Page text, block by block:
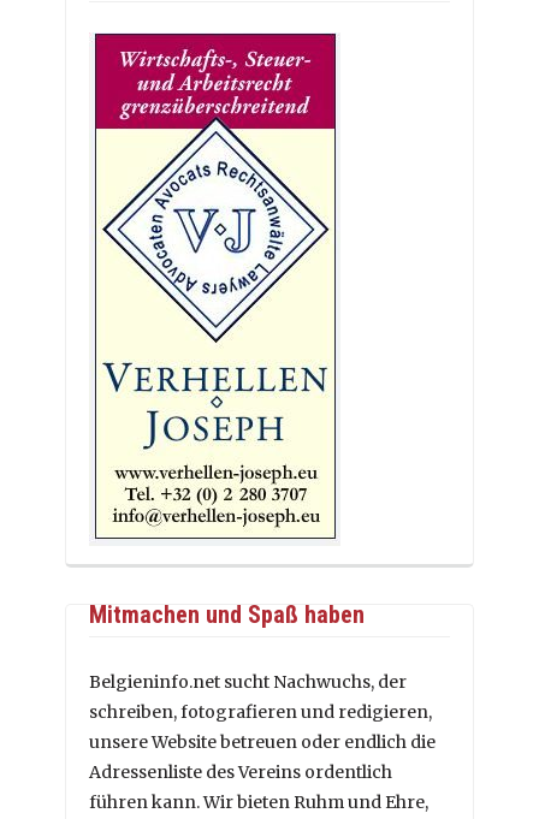
Mitmachen und Spaß haben
Belgieninfo.net sucht Nachwuchs, der
schreiben, fotografieren und redigieren,
unsere Website betreuen oder endlich die
Adressenliste des Vereins ordentlich
führen kann. Wir bieten Ruhm und Ehre,